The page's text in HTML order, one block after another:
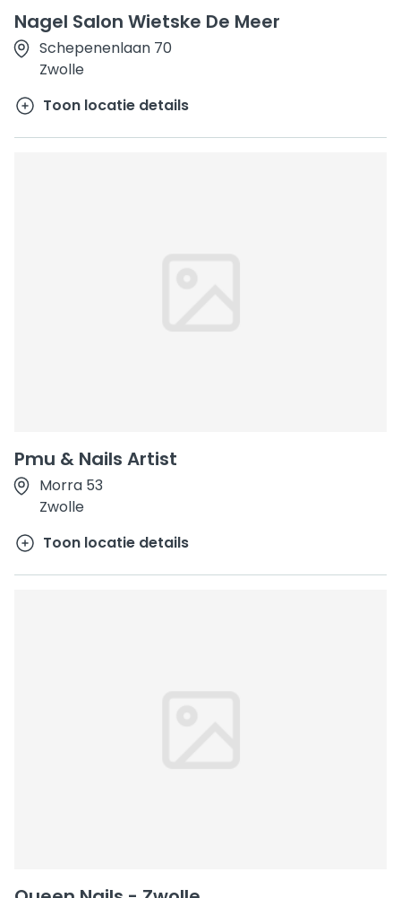
Nagel Salon Wietske De Meer
Schepenenlaan 70
Zwolle
Toon locatie details
Pmu & Nails Artist
Morra 53
Zwolle
Toon locatie details